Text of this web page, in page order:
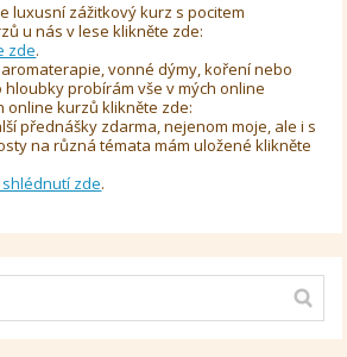
luxusní zážitkový kurz s pocitem
u nás v lese klikněte zde:
zde.
vonné dýmy, koření nebo
hloubky probírám vše v mých online
online kurzů klikněte zde:
přednášky zdarma, nejenom moje, ale i s
na různá témata mám uložené klikněte
zde.